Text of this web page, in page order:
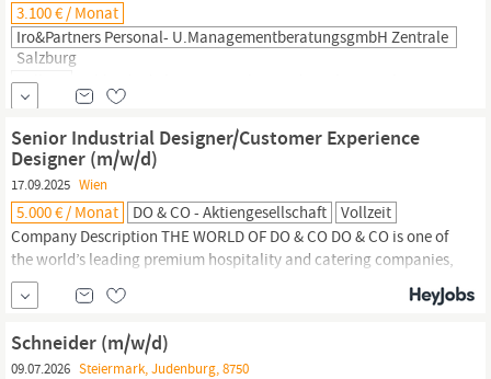
3.100 € / Monat
Iro&Partners Personal- U.ManagementberatungsgmbH Zentrale
Salzburg
Vollzeit
Teams werden? Dann freuen wir uns auf deine Bewerbung per E-
Mail an zH Frau KatharinaSchneider
Profil Wir bieten
Konzipient:in mit Schwerpunkten Vergabe-, Beihilfe- und
Vertragsrecht (m/w/d) FSM ab sofort Vollzeit Standort 1080 Wien
Wer wir sind FSM ist eine junge, dynamische
Rechtsanwaltskanzlei...
Senior Industrial Designer/Customer Experience
Designer (m/w/d)
17.09.2025 Wien
5.000 € / Monat DO & CO - Aktiengesellschaft
Vollzeit
Company Description THE WORLD OF DO & CO DO & CO is one of
the world’s leading premium hospitality and catering companies,
employing more than 17,000 people across over 20 countries. Our
group includes the renowned brands k. & k. Hofzuckerbäckerei
Demel, HENRY and HEDIARD. DO & CO operates in Austria,
Türkiye, Germany, England, Spain, Italy, Poland,...
Schneider (m/w/d)
09.07.2026 Steiermark, Judenburg, 8750